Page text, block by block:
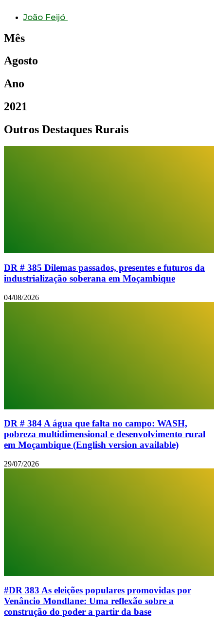
João Feijó
Mês
Agosto
Ano
2021
Outros Destaques Rurais
DR # 385 Dilemas passados, presentes e futuros da
industrialização soberana em Moçambique
04/08/2026
DR # 384 A água que falta no campo: WASH,
pobreza multidimensional e desenvolvimento rural
em Moçambique (English version available)
29/07/2026
#DR 383 As eleições populares promovidas por
Venâncio Mondlane: Uma reflexão sobre a
construção do poder a partir da base